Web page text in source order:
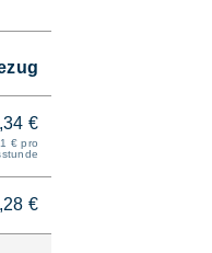
€
€ pro
€